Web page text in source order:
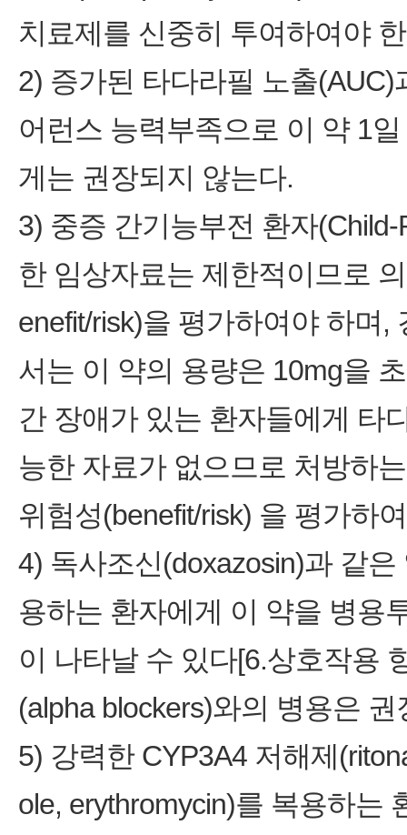
치료제를 신중히 투여하여야
2) 증가된 타다라필 노출
어런스 능력부족으로 이 약 1
게는 권장되지 않는다.
3) 중증 간기능부전 환자
한 임상자료는 제한적이므로
enefit/risk)을 평가하여야 하며
서는 이 약의 용량은 10mg을
간 장애가 있는 환자들에게 타
능한 자료가 없으므로 처방하
위험성(benefit/risk) 을 평가하
4) 독사조신(doxazosin)과 같
용하는 환자에게 이 약을 병용
이 나타날 수 있다[6.상호작용
(alpha blockers)와의 병용은
5) 강력한 CYP3A4 저해제
ole, erythromycin)를 복용하는